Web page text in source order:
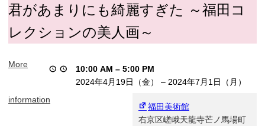
君
が
あ
ま
に
綺
君があまりにも綺麗すぎた ～福田コ
レクションの美人画～
10:00 AM – 5:00 PM
2024年4月19日（金）
– 2024年7月1日（月）
福田美術館
右京区嵯峨天龍寺芒ノ馬場町
More
information